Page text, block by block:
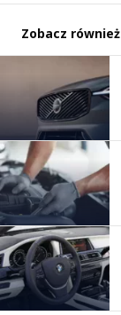
Zobacz również